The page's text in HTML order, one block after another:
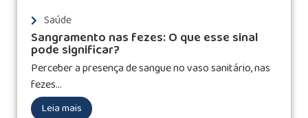
Saúde
Sangramento nas fezes: O que esse sinal
pode significar?
Perceber a presença de sangue no vaso sanitário, nas
fezes...
Leia mais